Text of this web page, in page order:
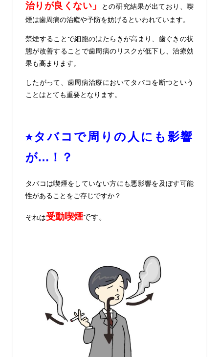
治りが良くない」 との研究結果が出ており、喫
煙は歯周病の治癒や予防を妨げるといわれています。
禁煙することで細胞のはたらきが高まり、歯ぐきの状
態が改善することで歯周病のリスクが低下し、治療効
果も高まります。
したがって、歯周病治療においてタバコを断つという
こと はとても重要となります。
⭐︎タバコで周りの人にも影響
が… ！？
タバコは喫煙をしていない方にも悪影響を及ぼす可能
性があることをご存じですか？
それは受動喫煙です。